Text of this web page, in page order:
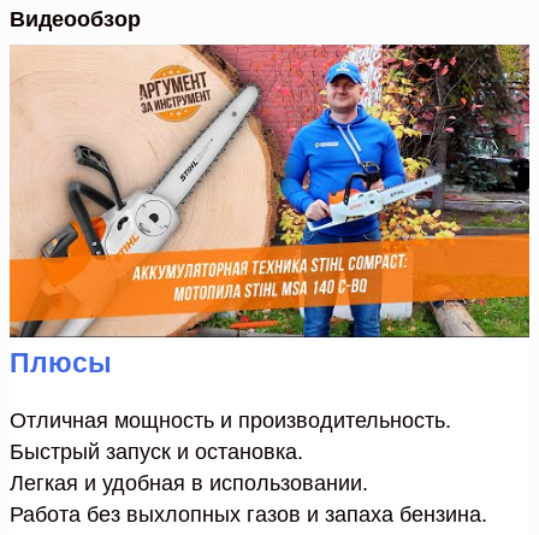
Видеообзор
Плюсы
Отличная мощность и производительность.
Быстрый запуск и остановка.
Легкая и удобная в использовании.
Работа без выхлопных газов и запаха бензина.